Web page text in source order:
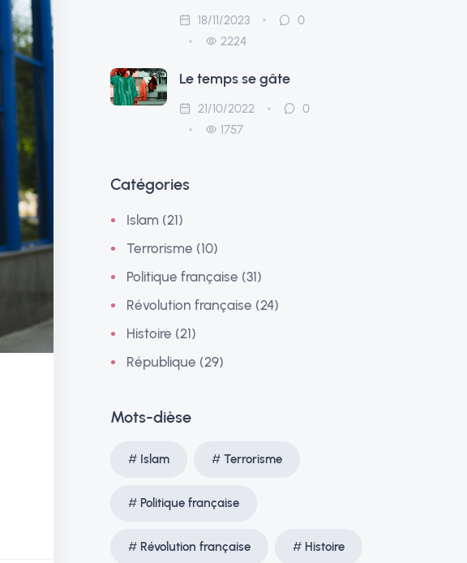
18/11/2023
0
2224
Le temps se gâte
21/10/2022
0
1757
Catégories
Islam (21)
Terrorisme (10)
Politique française (31)
Révolution française (24)
Histoire (21)
République (29)
Mots-dièse
Islam Terrorisme
Politique française
Révolution française Histoire